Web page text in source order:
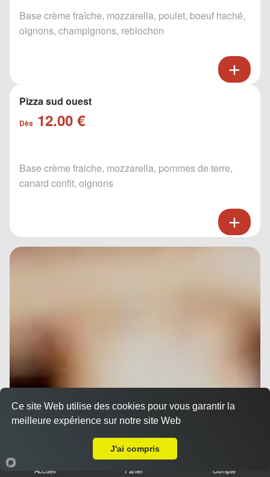
Base crème fraîche, mozzarella, poulet, boeuf haché,
oignons, champignons, reblochon
Pizza sud ouest
Dès 12.00 €
Base crème fraiche, mozzarella, pommes de terre,
canard confit, oignons
Accueil Panier Compte
Ce site Web utilise des cookies pour vous garantir la
meilleure expérience sur notre site Web
J'ai compris